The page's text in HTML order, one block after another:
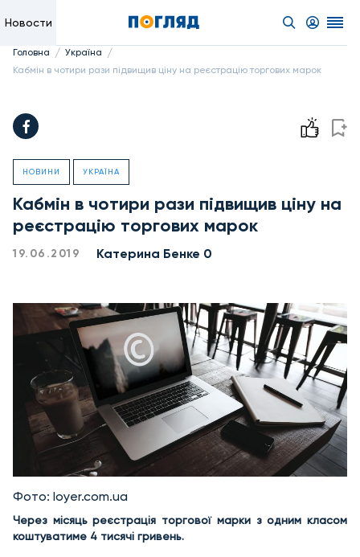
Новости
Головна / Україна /
Кабмін в чотири рази підвищив ціну на реєстрацію торгових марок
НОВИНИ УКРАЇНА
Кабмін в чотири рази підвищив ціну на
реєстрацію торгових марок
19.06.2019 Катерина Бенке 0
Фото: loyer.com.ua
Через місяць реєстрація торгової марки з одним класом
коштуватиме 4 тисячі гривень.